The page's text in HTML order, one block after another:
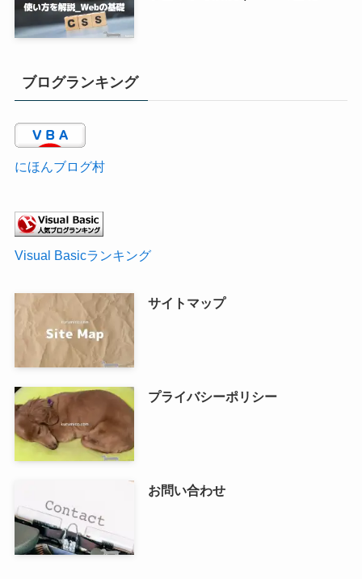
ブログランキング
にほんブログ村
Visual Basicランキング
サイトマップ
プライバシーポリシー
お問い合わせ